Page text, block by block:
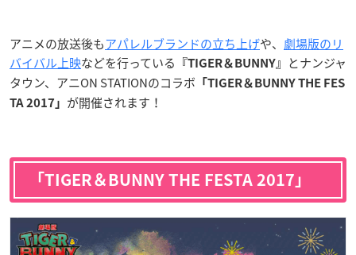
アニメの放送後もアパレルブランドの立ち上げや、 劇場版のリ
バイバル上映などを行っている 『TIGER＆BUNNY』
とナンジャ
タウン、アニON STATIONのコラボ 「TIGER＆BUNNY THE FES
TA 2017 」 が開催されます！
「TIGER＆BUNNY THE FESTA 2017」